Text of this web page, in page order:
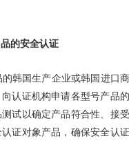
的安全认证
国生产企业或韩国进口
认证机构申请各型号产品
试以确定产品符合性、接
证对象产品，确保安全认